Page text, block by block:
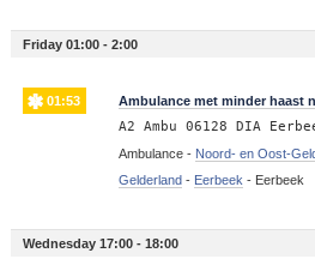
Friday 01:00 - 2:00
01:53 Ambulance met minder haast
A2 Ambu 06128 DIA
Ambulance - Noord- en Oost-
Gelderland- Eerbeek - Eerbeek
Wednesday 17:00 - 18:00